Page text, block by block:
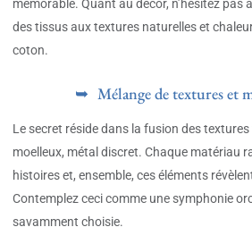
mémorable. Quant au décor, n’hésitez pas
des tissus aux textures naturelles et
coton.
Mélange de textures et
Le secret réside dans la fusion des
moelleux, métal discret. Chaque matériau
histoires et, ensemble, ces éléments
Contemplez ceci comme une symphonie
savamment choisie.